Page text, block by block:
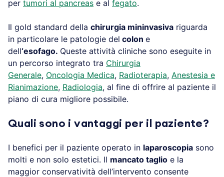
per tumori al pancreas e al fegato.
Il gold standard della chirurgia mininvasiva riguarda
in particolare le patologie del colon e
dell‘esofago. Queste attività cliniche sono eseguite in
un percorso integrato tra Chirurgia
Generale, Oncologia Medica, Radioterapia, Anestesia e
Rianimazione, Radiologia, al fine di offrire al paziente il
piano di cura migliore possibile.
Quali sono i vantaggi per il paziente?
I benefici per il paziente operato in laparoscopia sono
molti e non solo estetici. Il mancato taglio e la
maggior conservatività dell’intervento consente